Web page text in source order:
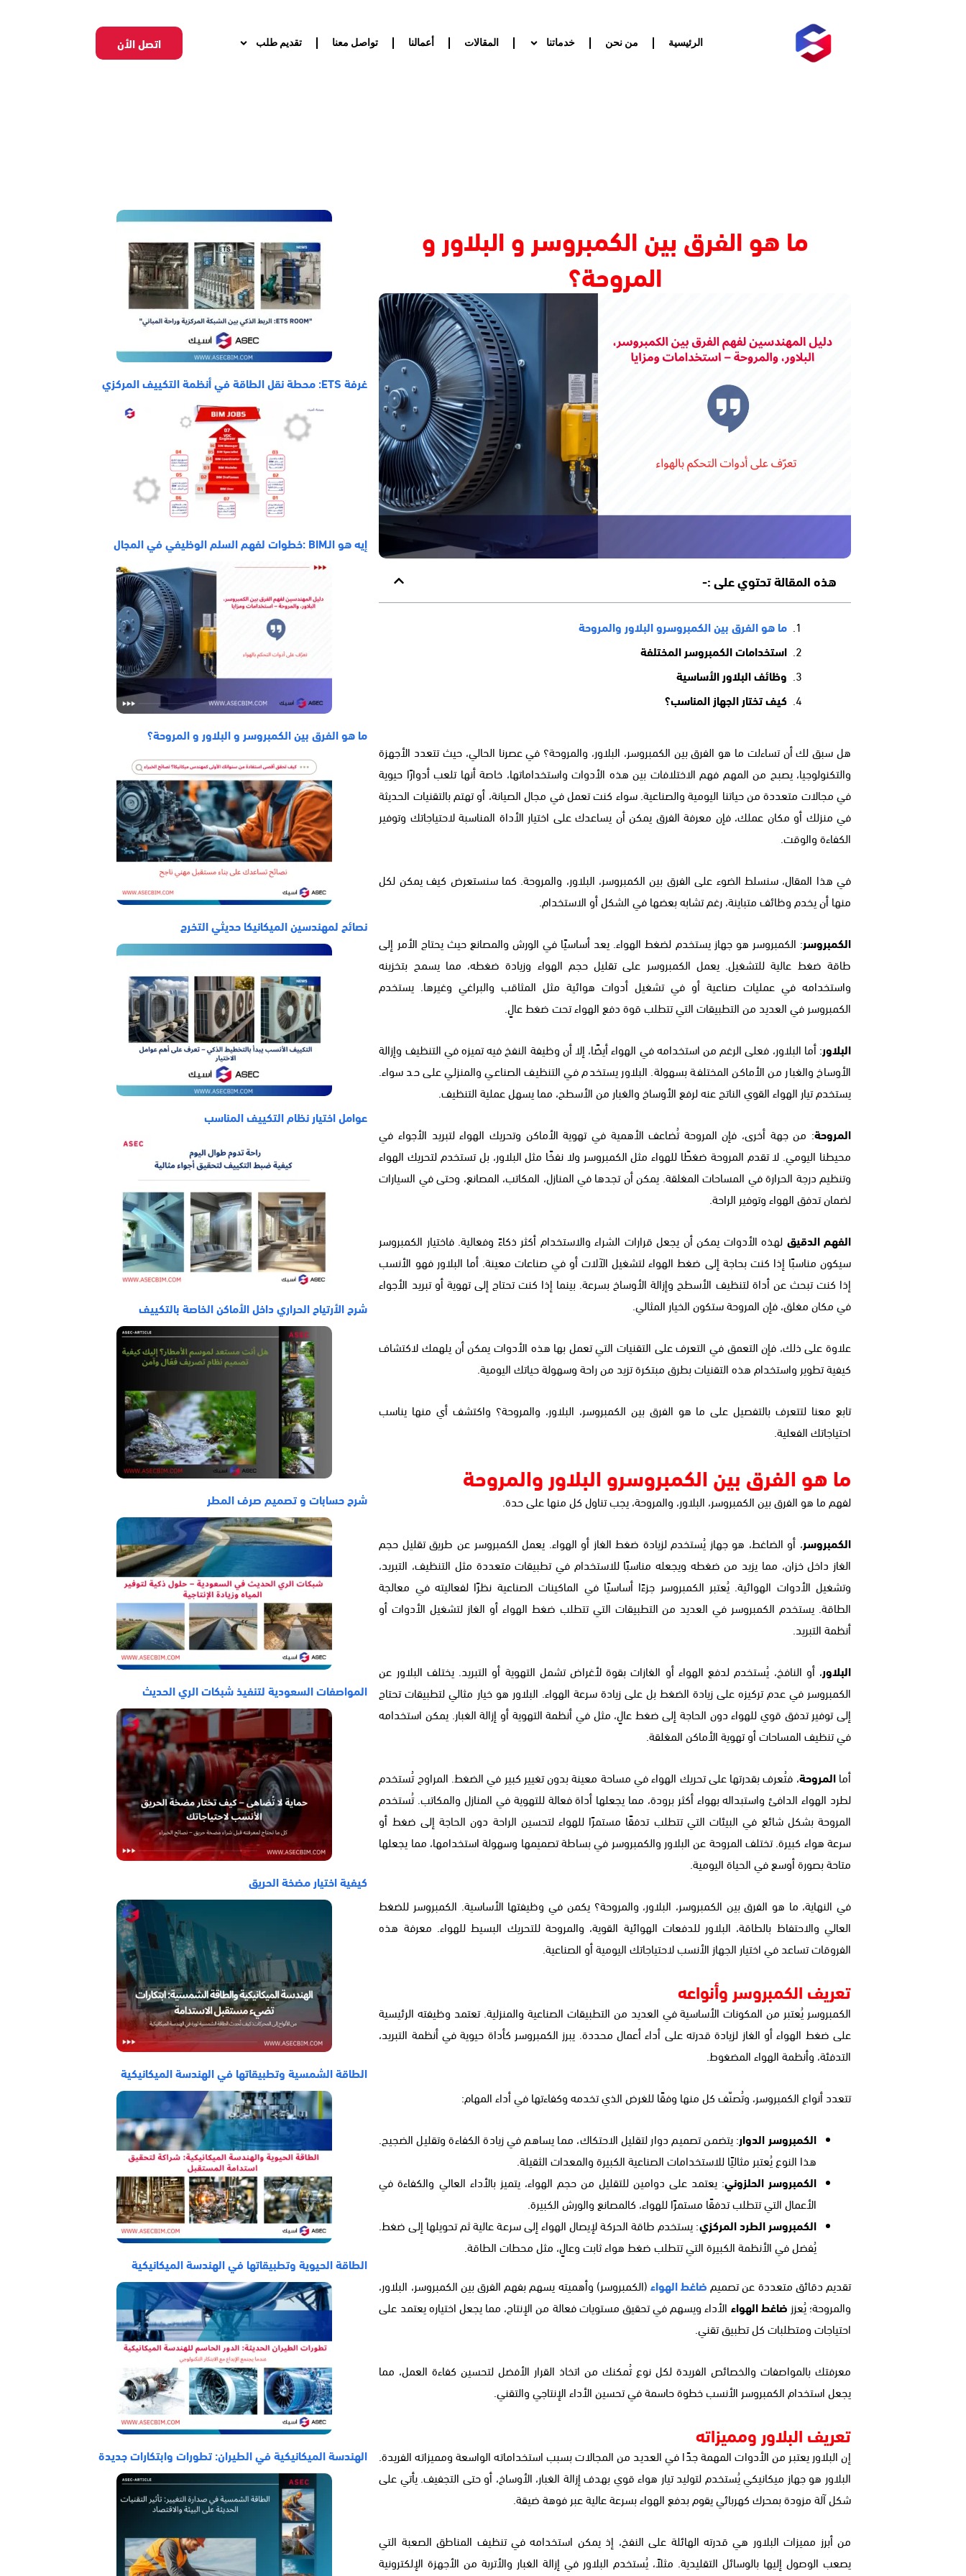
الرئيسية من نحن خدماتنا المقالات أعمالنا تواصل معنا تقديم طلب اتصل الأن
ما هو الفرق بين الكمبروسر و البلاور و
المروحة؟
هذه المقالة تحتوي على :-
ما هو الفرق بين الكمبروسرو البلاور والمروحة
استخدامات الكمبروسر المختلفة
وظائف البلاور الأساسية
كيف تختار الجهاز المناسب؟
هل سبق لك أن تساءلت ما هو الفرق بين الكمبروسر، البلاور، والمروحة؟ في عصرنا الحالي، حيث تتعدد الأجهزة
والتكنولوجيا، يصبح من المهم فهم الاختلافات بين هذه الأدوات واستخداماتها، خاصة أنها تلعب أدوارًا حيوية
في مجالات متعددة من حياتنا اليومية والصناعية. سواء كنت تعمل في مجال الصيانة، أو تهتم بالتقنيات الحديثة
في منزلك أو مكان عملك، فإن معرفة الفرق يمكن أن يساعدك على اختيار الأداة المناسبة لاحتياجاتك وتوفير
الكفاءة والوقت.
في هذا المقال، سنسلط الضوء على الفرق بين الكمبروسر، البلاور، والمروحة. كما سنستعرض كيف يمكن لكل
منها أن يخدم وظائف متباينة، رغم تشابه بعضها في الشكل أو الاستخدام.
الكمبروسر: الكمبروسر هو جهاز يستخدم لضغط الهواء. يعد أساسيًا في الورش والمصانع حيث يحتاج الأمر إلى
طاقة ضغط عالية للتشغيل. يعمل الكمبروسر على تقليل حجم الهواء وزيادة ضغطه، مما يسمح بتخزينه
واستخدامه في عمليات صناعية أو في تشغيل أدوات هوائية مثل المثاقب والبراغي وغيرها. يستخدم
الكمبروسر في العديد من التطبيقات التي تتطلب قوة دفع الهواء تحت ضغط عالٍ.
البلاور: أما البلاور، فعلى الرغم من استخدامه في الهواء أيضًا، إلا أن وظيفة النفخ فيه تميزه في التنظيف وإزالة
الأوساخ والغبار من الأماكن المختلفة بسهولة. البلاور يستخدم في التنظيف الصناعي والمنزلي على حد سواء.
يستخدم تيار الهواء القوي الناتج عنه لرفع الأوساخ والغبار من الأسطح، مما يسهل عملية التنظيف.
المروحة: من جهة أخرى، فإن المروحة تُضاعف الأهمية في تهوية الأماكن وتحريك الهواء لتبريد الأجواء في
محيطنا اليومي. لا تقدم المروحة ضغطًا للهواء مثل الكمبروسر ولا نفخًا مثل البلاور، بل تستخدم لتحريك الهواء
وتنظيم درجة الحرارة في المساحات المغلقة. يمكن أن تجدها في المنازل، المكاتب، المصانع، وحتى في السيارات
لضمان تدفق الهواء وتوفير الراحة.
الفهم الدقيق لهذه الأدوات يمكن أن يجعل قرارات الشراء والاستخدام أكثر ذكاءً وفعالية. فاختيار الكمبروسر
سيكون مناسبًا إذا كنت بحاجة إلى ضغط الهواء لتشغيل الآلات أو في صناعات معينة. أما البلاور فهو الأنسب
إذا كنت تبحث عن أداة لتنظيف الأسطح وإزالة الأوساخ بسرعة. بينما إذا كنت تحتاج إلى تهوية أو تبريد الأجواء
في مكان مغلق، فإن المروحة ستكون الخيار المثالي.
علاوة على ذلك، فإن التعمق في التعرف على التقنيات التي تعمل بها هذه الأدوات يمكن أن يلهمك لاكتشاف
كيفية تطوير واستخدام هذه التقنيات بطرق مبتكرة تزيد من راحة وسهولة حياتك اليومية.
تابع معنا لتتعرف بالتفصيل على ما هو الفرق بين الكمبروسر، البلاور، والمروحة؟ واكتشف أي منها يناسب
احتياجاتك الفعلية.
ما هو الفرق بين الكمبروسرو البلاور والمروحة
لفهم ما هو الفرق بين الكمبروسر، البلاور، والمروحة، يجب تناول كل منها على حدة.
الكمبروسر، أو الضاغط، هو جهاز يُستخدم لزيادة ضغط الغاز أو الهواء. يعمل الكمبروسر عن طريق تقليل حجم
الغاز داخل خزان، مما يزيد من ضغطه ويجعله مناسبًا للاستخدام في تطبيقات متعددة مثل التنظيف، التبريد،
وتشغيل الأدوات الهوائية. يُعتبر الكمبروسر جزءًا أساسيًا في الماكينات الصناعية نظرًا لفعاليته في معالجة
الطاقة. يستخدم الكمبروسر في العديد من التطبيقات التي تتطلب ضغط الهواء أو الغاز لتشغيل الأدوات أو
أنظمة التبريد.
البلاور، أو النافخ، يُستخدم لدفع الهواء أو الغازات بقوة لأغراض تشمل التهوية أو التبريد. يختلف البلاور عن
الكمبروسر في عدم تركيزه على زيادة الضغط بل على زيادة سرعة الهواء. البلاور هو خيار مثالي لتطبيقات تحتاج
إلى توفير تدفق قوي للهواء دون الحاجة إلى ضغط عالٍ، مثل في أنظمة التهوية أو إزالة الغبار. يمكن استخدامه
في تنظيف المساحات أو تهوية الأماكن المغلقة.
أماالمروحة، فتُعرف بقدرتها على تحريك الهواء في مساحة معينة بدون تغيير كبير في الضغط. المراوح تُستخدم
لطرد الهواء الدافئ واستبداله بهواء أكثر برودة، مما يجعلها أداة فعالة للتهوية في المنازل والمكاتب. تُستخدم
المروحة بشكل شائع في البيئات التي تتطلب تدفقًا مستمرًا للهواء لتحسين الراحة دون الحاجة إلى ضغط أو
سرعة هواء كبيرة. تختلف المروحة عن البلاور والكمبروسر في بساطة تصميمها وسهولة استخدامها، مما يجعلها
متاحة بصورة أوسع في الحياة اليومية.
في النهاية، ما هو الفرق بين الكمبروسر، البلاور، والمروحة؟ يكمن في وظيفتها الأساسية. الكمبروسر للضغط
العالي والاحتفاظ بالطاقة، البلاور للدفعات الهوائية القوية، والمروحة للتحريك البسيط للهواء. معرفة هذه
الفروقات تساعد في اختيار الجهاز الأنسب لاحتياجاتك اليومية أو الصناعية.
تعريف الكمبروسر وأنواعه
الكمبروسر يُعتبر من المكونات الأساسية في العديد من التطبيقات الصناعية والمنزلية. تعتمد وظيفته الرئيسية
على ضغط الهواء أو الغاز لزيادة قدرته على أداء أعمال محددة. يبرز الكمبروسر كأداة حيوية في أنظمة التبريد،
التدفئة، وأنظمة الهواء المضغوط.
تتعدد أنواع الكمبروسر، وتُصنّف كل منها وفقًا للغرض الذي تخدمه وكفاءتها في أداء المهام:
الكمبروسر الدوار: يتضمن تصميم دوار لتقليل الاحتكاك، مما يساهم في زيادة الكفاءة وتقليل الضجيج.
هذا النوع يُعتبر مثاليًا للاستخدامات الصناعية الكبيرة والمعدات الثقيلة.
الكمبروسر الحلزوني: يعتمد على دوامين للتقليل من حجم الهواء، يتميز بالأداء العالي والكفاءة في
الأعمال التي تتطلب تدفقًا مستمرًا للهواء، كالمصانع والورش الكبيرة.
الكمبروسر الطرد المركزي: يستخدم طاقة الحركة لإيصال الهواء إلى سرعة عالية ثم تحويلها إلى ضغط.
يُفضل في الأنظمة الكبيرة التي تتطلب ضغط هواء ثابت وعالٍ، مثل محطات الطاقة.
تقديم دقائق متعددة عن تصميم ضاغط الهواء (الكمبروسر) وأهميته يسهم بفهم الفرق بين الكمبروسر، البلاور،
والمروحة؛ يُعزز ضاغط الهواء الأداء ويسهم في تحقيق مستويات فعالة من الإنتاج، مما يجعل اختياره يعتمد على
احتياجات ومتطلبات كل تطبيق تقني.
معرفتك بالمواصفات والخصائص الفريدة لكل نوع تُمكنك من اتخاذ القرار الأفضل لتحسين كفاءة العمل، مما
يجعل استخدام الكمبروسر الأنسب خطوة حاسمة في تحسين الأداء الإنتاجي والتقني.
تعريف البلاور ومميزاته
إن البلاور يعتبر من الأدوات المهمة جدًا في العديد من المجالات بسبب استخداماته الواسعة ومميزاته الفريدة.
البلاور هو جهاز ميكانيكي يُستخدم لتوليد تيار هواء قوي بهدف إزالة الغبار، الأوساخ، أو حتى التجفيف. يأتي على
شكل آلة مزودة بمحرك كهربائي يقوم بدفع الهواء بسرعة عالية عبر فوهة ضيقة.
من أبرز مميزات البلاور هي قدرته الهائلة على النفخ، إذ يمكن استخدامه في تنظيف المناطق الصعبة التي
يصعب الوصول إليها بالوسائل التقليدية. مثلاً، يُستخدم البلاور في إزالة الغبار والأتربة من الأجهزة الإلكترونية
غرفة ETS: محطة نقل الطاقة في أنظمة التكييف المركزي
إيه هو الـBIM :خطوات لفهم السلم الوظيفي في المجال
ما هو الفرق بين الكمبروسر و البلاور و المروحة؟
نصائح لمهندسين الميكانيكا حديثي التخرج
عوامل اختيار نظام التكييف المناسب
شرح الأرتياح الحراري داخل الأماكن الخاصة بالتكييف
شرح حسابات و تصميم صرف المطر
المواصفات السعودية لتنفيذ شبكات الري الحديث
كيفية اختيار مضخة الحريق
الطاقة الشمسية وتطبيقاتها في الهندسة الميكانيكية
الطاقة الحيوية وتطبيقاتها في الهندسة الميكانيكية
الهندسة الميكانيكية في الطيران: تطورات وابتكارات جديدة